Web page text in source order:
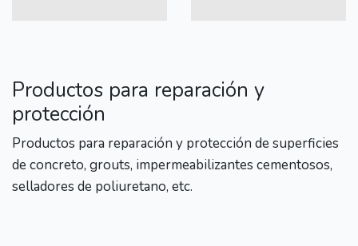
Productos para reparación y
protección
Productos para reparación y protección de superficies
de concreto, grouts, impermeabilizantes cementosos,
selladores de poliuretano, etc.